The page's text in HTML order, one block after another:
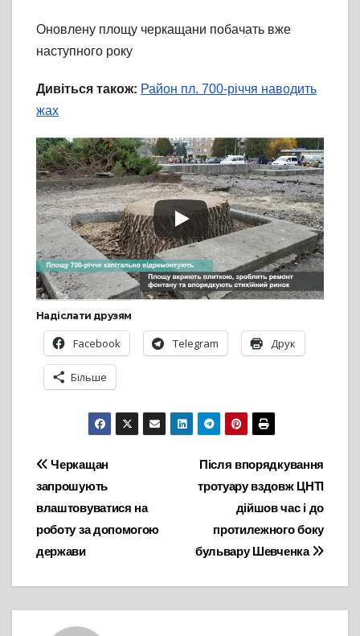
Оновлену площу черкащани побачать вже
наступного року
Дивіться також: Район пл. 700-річчя наводить
жах
Надіслати друзям
Facebook Telegram Друк
Більше
Навігація
записів
Після впорядкування
тротуару вздовж ЦНТІ
дійшов час і до
протилежного боку
бульвару Шевченка
Черкащан
запрошують
влаштовуватися на
роботу за допомогою
держави